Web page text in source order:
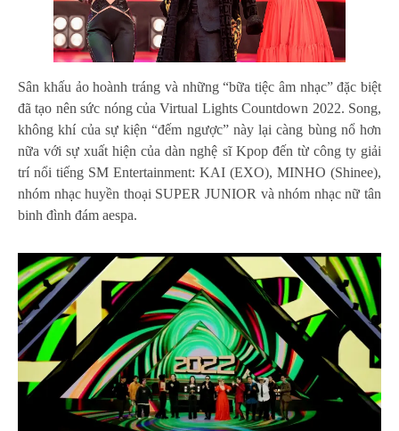
Sân khấu ảo hoành tráng và những “bữa tiệc âm nhạc” đặc biệt
đã tạo nên sức nóng của Virtual Lights Countdown 2022. Song,
không khí của sự kiện “đếm ngược” này lại càng bùng nổ hơn
nữa với sự xuất hiện của dàn nghệ sĩ Kpop đến từ công ty giải
trí nổi tiếng SM Entertainment: KAI (EXO), MINHO (Shinee),
nhóm nhạc huyền thoại SUPER JUNIOR và nhóm nhạc nữ tân
binh đình đám aespa.